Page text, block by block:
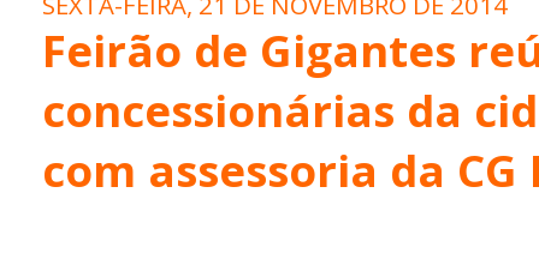
Feirão de Gigantes
concessionárias da
com assessoria da